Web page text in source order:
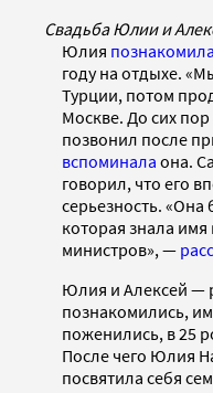
Свадьба Юлии и
Юлия
году на отдыхе.
Турции, потом
Москве. До сих
позвонил после
вспоминала она.
говорил, что его
серьезность.
которая знала
министров», —
Юлия и Алексей —
познакомились, им
поженились, в 25
После чего Юлия
посвятила себя